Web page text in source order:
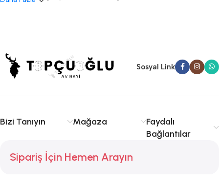
sunuyoruz. Avcılıkta kalite, güvenlik ve deneyim için Topçuoğlu
Av sizinle!
Sosyal Link
Bizi Tanıyın Mağaza
Faydalı
Bağlantılar
Sipariş İçin Hemen Arayın